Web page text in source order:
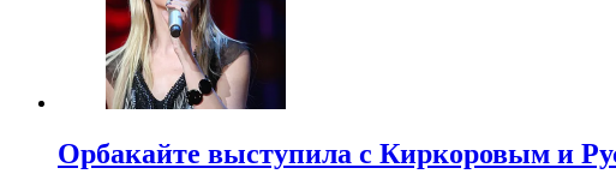
Орбакайте выступила с Киркоровым и